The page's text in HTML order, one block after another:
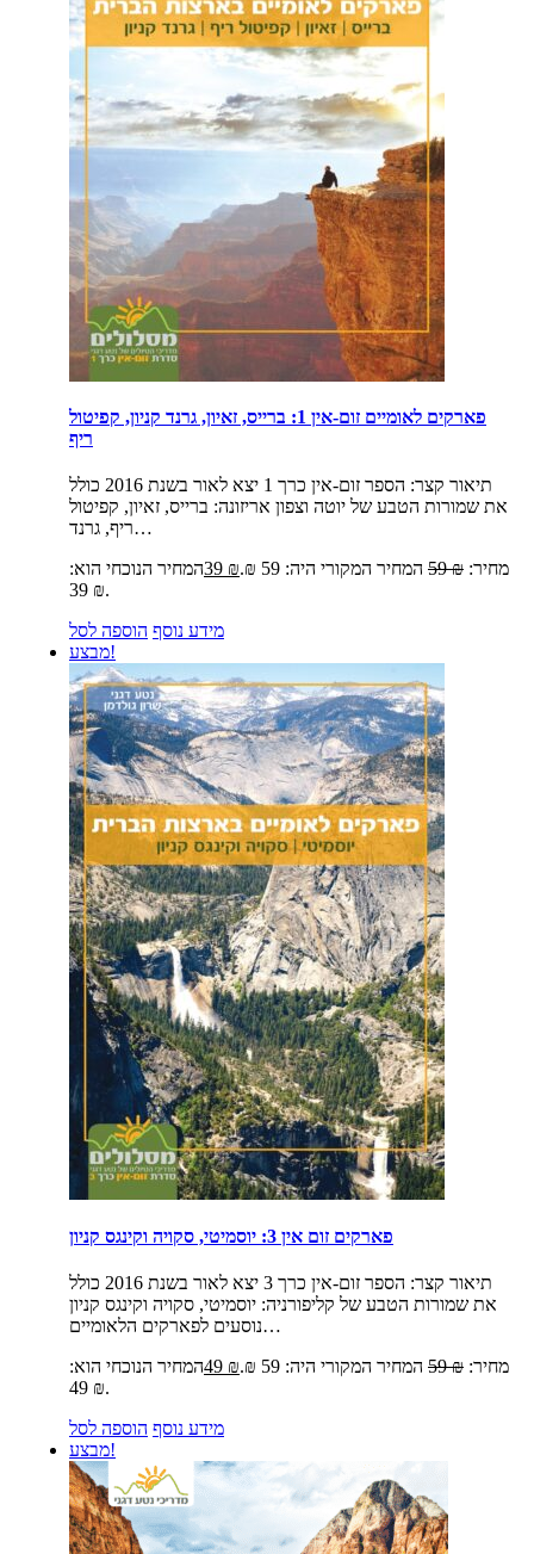
פארקים לאומיים זום-אין 1: ברייס, זאיון, גרנד קניון, קפיטול
ריף
תיאור קצר:
הספר זום-אין כרך 1 יצא לאור בשנת 2016 כולל
את שמורות הטבע של יוטה וצפון אריזונה: ברייס, זאיון, קפיטול
ריף, גרנד…
מחיר:
59₪ המחיר המקורי היה: 59 ₪. 39 ₪
המחיר הנוכחי הוא:
39 ₪.
מידע נוסף הוספה לסל
מבצע!
פארקים זום אין 3: יוסמיטי, סקויה וקינגס קניון
תיאור קצר:
הספר זום-אין כרך 3 יצא לאור בשנת 2016 כולל
את שמורות הטבע של קליפורניה: יוסמיטי, סקויה וקינגס קניון
נוסעים לפארקים הלאומיים…
מחיר:
59₪ המחיר המקורי היה: 59 ₪. 49 ₪
המחיר הנוכחי הוא:
49 ₪.
מידע נוסף הוספה לסל
מבצע!